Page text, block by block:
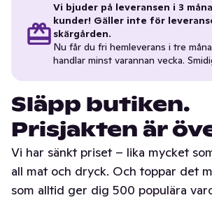
Vi bjuder på leveransen i 3
kunder! Gäller inte för
skärgården.
Nu får du fri hemleverans i tre
handlar minst varannan vecka.
Släpp butiken.
Prisjakten är
Vi har sänkt priset – lika mycket
all mat och dryck. Och toppar det
som alltid ger dig 500 populära